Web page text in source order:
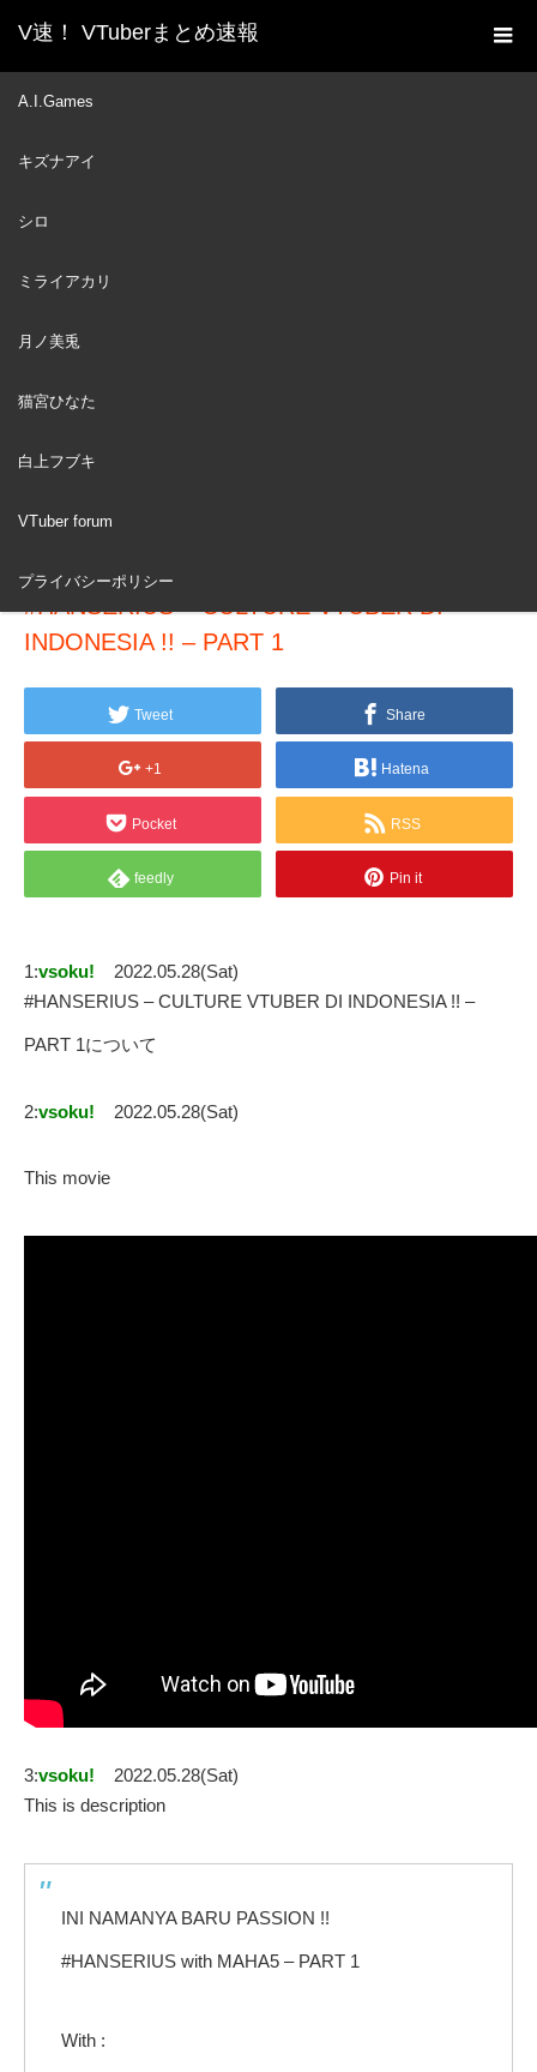
V速！ VTuberまとめ速報
A.I.Games
キズナアイ
シロ
ミライアカリ
月ノ美兎
猫宮ひなた
白上フブキ
VTuber forum
プライバシーポリシー
ホーム
新着動画一覧
28
#HANSERIUS – CULTURE VTUBER DI
INDONESIA !! – PART 1
Tweet Share
+1 Hatena
Pocket RSS
feedly Pin it
1:vsoku!
2022.05.28(Sat)
#HANSERIUS – CULTURE VTUBER DI INDONESIA !! –
PART 1について
2:vsoku! 2022.05.28(Sat)
This movie
3:vsoku!
2022.05.28(Sat)
This is description
INI NAMANYA BARU PASSION !!
#HANSERIUS with MAHA5 – PART 1
With :